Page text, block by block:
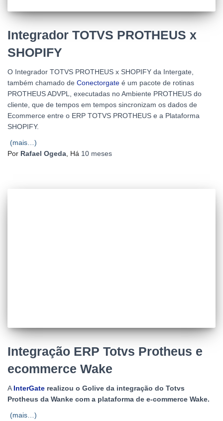
Integrador TOTVS PROTHEUS x
SHOPIFY
O Integrador TOTVS PROTHEUS x SHOPIFY da Intergate,
também chamado de Conectorgate é um pacote de rotinas
PROTHEUS ADVPL, executadas no Ambiente PROTHEUS do
cliente, que de tempos em tempos sincronizam os dados de
Ecommerce entre o ERP TOTVS PROTHEUS e a Plataforma
SHOPIFY.
(mais…)
Por Rafael Ogeda, Há 10 meses
Integração ERP Totvs Protheus e
ecommerce Wake
A InterGate realizou o Golive da integração do Totvs
Protheus da Wanke com a plataforma de e-commerce Wake.
(mais…)